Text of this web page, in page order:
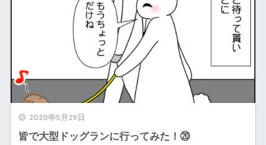
2020年5月29日
皆で大型ドッグランに行ってみた！⑳